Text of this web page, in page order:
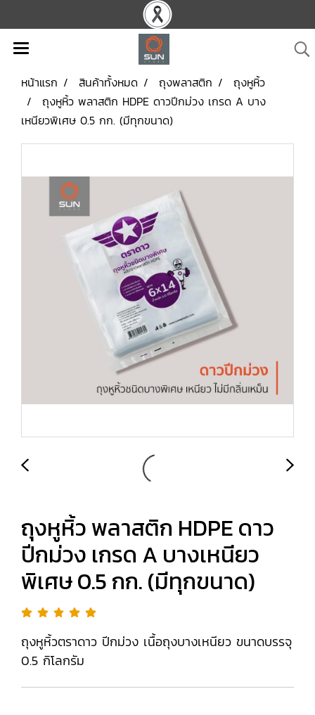
หน้าแรก สินค้าทั้งหมด ถุงพลาสติก
ถุงหูหิ้ว
ถุงหูหิ้ว พลาสติก HDPE ดาวปีกม่วง เกรด A บาง
เหนียวพิเศษ 0.5 กก. (มีทุกขนาด)
ถุงหูหิ้ว พลาสติก HDPE ดาว
ปีกม่วง เกรด A บางเหนียว
พิเศษ 0.5 กก. (มีทุกขนาด)
ถุงหูหิ้วตราดาว ปีกม่วง เนื้อถุงบางเหนียว ขนาดบรรจุ
0.5 กิโลกรัม